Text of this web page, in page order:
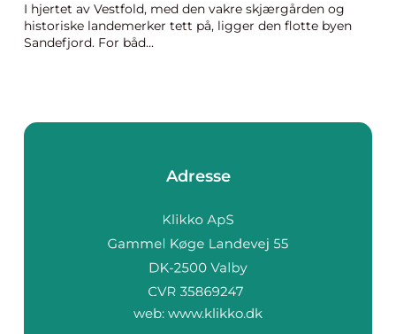
I hjertet av Vestfold, med den vakre skjærgården og
historiske landemerker tett på, ligger den flotte byen
Sandefjord. For båd...
Adresse
web: www.klikko.dk